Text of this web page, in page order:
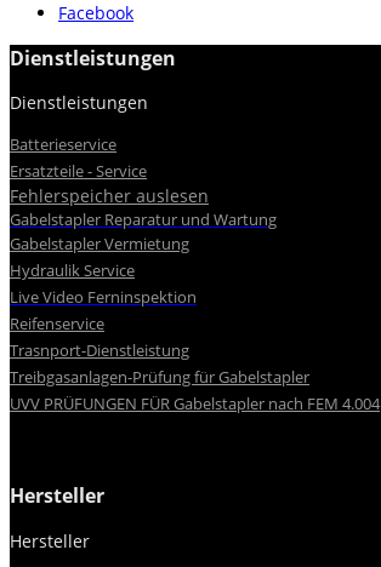
Facebook
Dienstleistungen
Dienstleistungen
Batterieservice
Ersatzteile - Service
Fehlerspeicher auslesen
Gabelstapler Reparatur und Wartung
Gabelstapler Vermietung
Hydraulik Service
Live Video Ferninspektion
Reifenservice
Trasnport-Dienstleistung
Treibgasanlagen-Prüfung für Gabelstapler
UVV PRÜFUNGEN FÜR Gabelstapler nach FEM 4.004
Hersteller
Hersteller